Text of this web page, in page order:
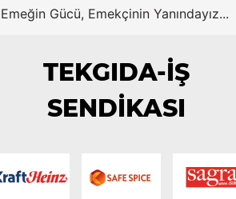
Emeğin Gücü, Emekçinin Yanındayız...
TEKGIDA-İŞ
SENDİKASI